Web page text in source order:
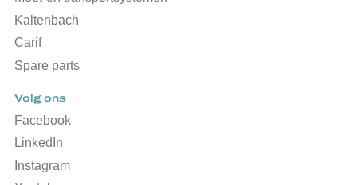
Kaltenbach
Carif
Spare parts
Volg ons
Facebook
LinkedIn
Instagram